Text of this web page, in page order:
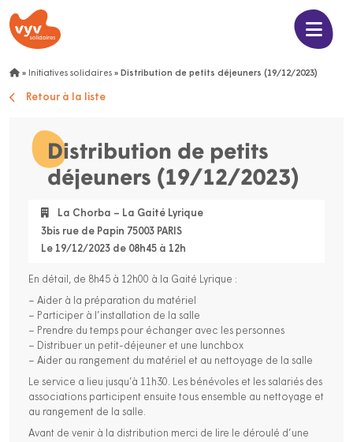
» Initiatives solidaires » Distribution de petits déjeuners (19/12/2023)
Retour à la liste
Distribution de petits
déjeuners (19/12/2023)
La Chorba – La Gaité Lyrique
3bis rue de Papin 75003 PARIS
Le 19/12/2023 de 08h45 à 12h
En détail, de 8h45 à 12h00 à la Gaité Lyrique :
– Aider à la préparation du matériel
– Participer à l’installation de la salle
– Prendre du temps pour échanger avec les personnes
– Distribuer un petit-déjeuner et une lunchbox
– Aider au rangement du matériel et au nettoyage de la salle
Le service a lieu jusqu’à 11h30. Les bénévoles et les salariés des
associations participent ensuite tous ensemble au nettoyage et
au rangement de la salle.
Avant de venir à la distribution merci de lire le déroulé d’une